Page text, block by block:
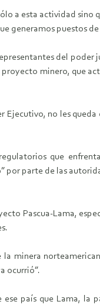
a esta actividad sino
generamos puestos
del poder
minero, que
no les
que
por parte de las
Pascua-Lama,
minera
ocurrió”.
país que Lama, la